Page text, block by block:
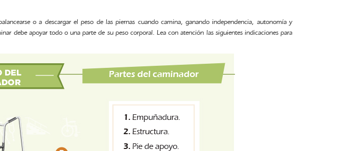
o a descargar el peso de las piernas cuando camina, ganando independencia, autonomía y
debe apoyar todo o una parte de su peso corporal. Lea con atención las siguientes indicaciones para